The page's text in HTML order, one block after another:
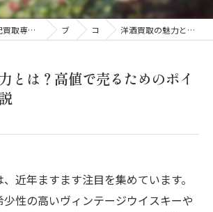
神戸の出張・宅配買取専門いい蔵｜腕時計・金・貴金属・ジュエリーを高価買取 ブログ コラム 洋酒買取の魅力とは？高値で売るためのポイントを徹底解説
とは？高値で売るためのポイ
近年ますます注目を集めています。
性の高いヴィンテージウイスキーや